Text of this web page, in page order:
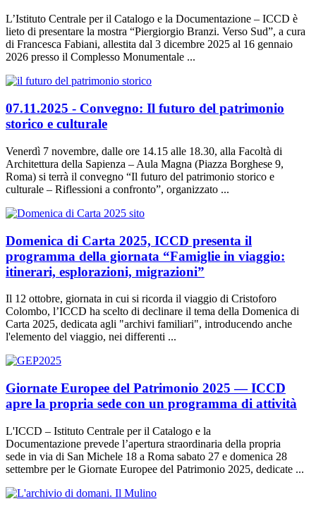
L’Istituto Centrale per il Catalogo e la Documentazione – ICCD è
lieto di presentare la mostra “Piergiorgio Branzi. Verso Sud”, a cura
di Francesca Fabiani, allestita dal 3 dicembre 2025 al 16 gennaio
2026 presso il Complesso Monumentale ...
07.11.2025 - Convegno: Il futuro del patrimonio
storico e culturale
Venerdì 7 novembre, dalle ore 14.15 alle 18.30, alla Facoltà di
Architettura della Sapienza – Aula Magna (Piazza Borghese 9,
Roma) si terrà il convegno “Il futuro del patrimonio storico e
culturale – Riflessioni a confronto”, organizzato ...
Domenica di Carta 2025, ICCD presenta il
programma della giornata “Famiglie in viaggio:
itinerari, esplorazioni, migrazioni”
Il 12 ottobre, giornata in cui si ricorda il viaggio di Cristoforo
Colombo, l’ICCD ha scelto di declinare il tema della Domenica di
Carta 2025, dedicata agli "archivi familiari", introducendo anche
l'elemento del viaggio, nei differenti ...
Giornate Europee del Patrimonio 2025 — ICCD
apre la propria sede con un programma di attività
L'ICCD – Istituto Centrale per il Catalogo e la
Documentazione prevede l’apertura straordinaria della propria
sede in via di San Michele 18 a Roma sabato 27 e domenica 28
settembre per le Giornate Europee del Patrimonio 2025, dedicate ...